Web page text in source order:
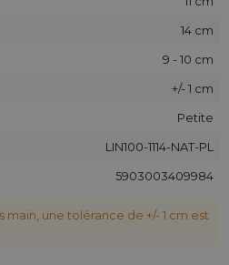
publicitaires. Commandez dès
et utilisez-les
14 cm
9 - 10 cm
+/- 1 cm
Petite
LIN100-1114-NAT-PL
5903003409984
main, une tolérance de +/- 1 cm est